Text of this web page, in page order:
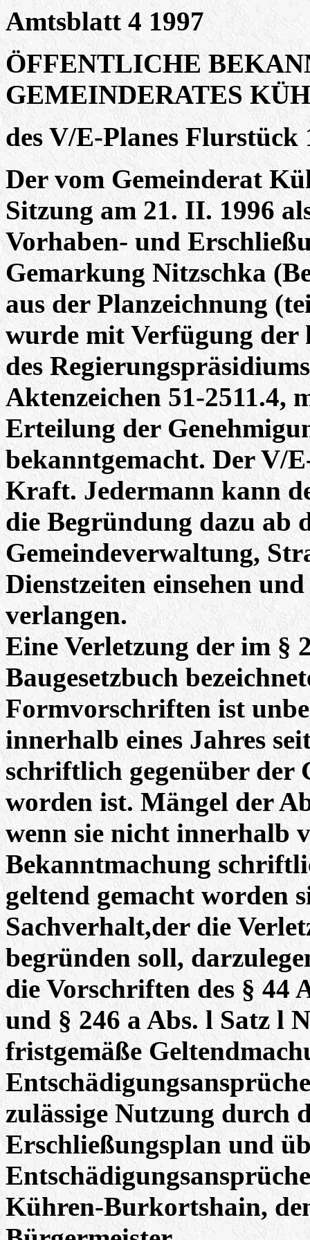
Amtsblatt 4 1997
ÖFFENTLICHE
GEMEINDERATES
des V/E-Planes
Der vom Gemeinderat
Sitzung am 21. II. 1996
Vorhaben- und
Gemarkung Nitzschka
aus der Planzeichnung
wurde mit Verfügung der
des
Aktenzeichen 51-2511.4,
Erteilung der
bekanntgemacht. Der V/
Kraft. Jedermann kann
die Begründung dazu ab
Gemeindeverwaltung,
Dienstzeiten einsehen
verlangen.
Eine Verletzung der im §
Baugesetzbuch
Formvorschriften ist
innerhalb eines Jahres
schriftlich gegenüber der
worden ist. Mängel der
wenn sie nicht innerhalb
Bekanntmachung
geltend gemacht worden
Sachverhalt,der die
begründen soll,
die Vorschriften des § 44
und § 246 a Abs. l Satz l
fristgemäße
zulässige Nutzung durch
Erschließungsplan und
Kühren-Burkortshain,